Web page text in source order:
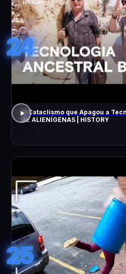
24
O Cataclismo que Apagou a
DE ALIENÍGENAS | HISTORY
25